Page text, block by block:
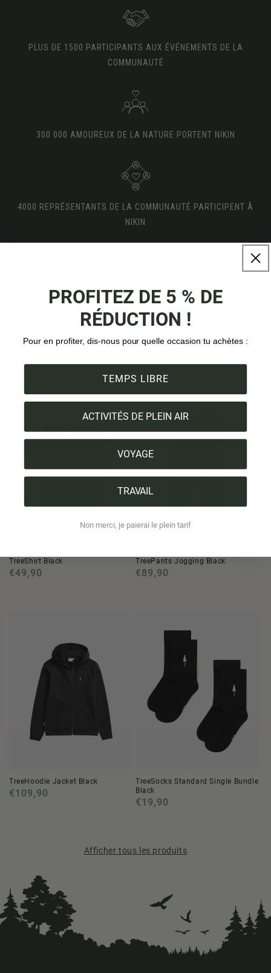
PLUS DE 1500 PARTICIPANTS AUX ÉVÉNEMENTS DE LA
COMMUNAUTÉ
300 000 AMOUREUX DE LA NATURE PORTENT NIKIN
4000 REPRÉSENTANTS DE LA COMMUNAUTÉ PARTICIPENT À
NIKIN
Obtiens dès maintenant 15
% de réduction et fais du
shopping durable.
TreeShirt Black
Prix
€49,90
TreePants Jogging Black
Prix
€89,90
TreeHoodie Jacket Black
Prix
€109,90
TreeSocks Standard Single Bundle
Black
Prix
€19,90
Afficher tous les produits
PROFITEZ DE 5 % DE
RÉDUCTION !
Pour en profiter, dis-nous pour quelle occasion tu achètes :
TEMPS LIBRE
ACTIVITÉS DE PLEIN AIR
VOYAGE
TRAVAIL
Non merci, je paierai le plein tarif